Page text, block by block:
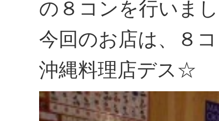
の８コンを行いま
今回のお店は、８
沖縄料理店デス☆